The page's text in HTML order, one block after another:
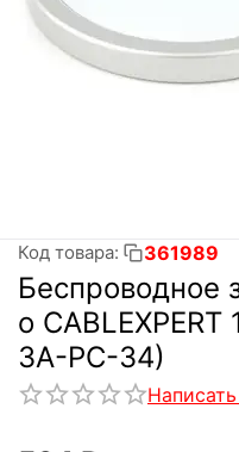
Код товара: 361989
Беспроводное
о
3A-PC-34)